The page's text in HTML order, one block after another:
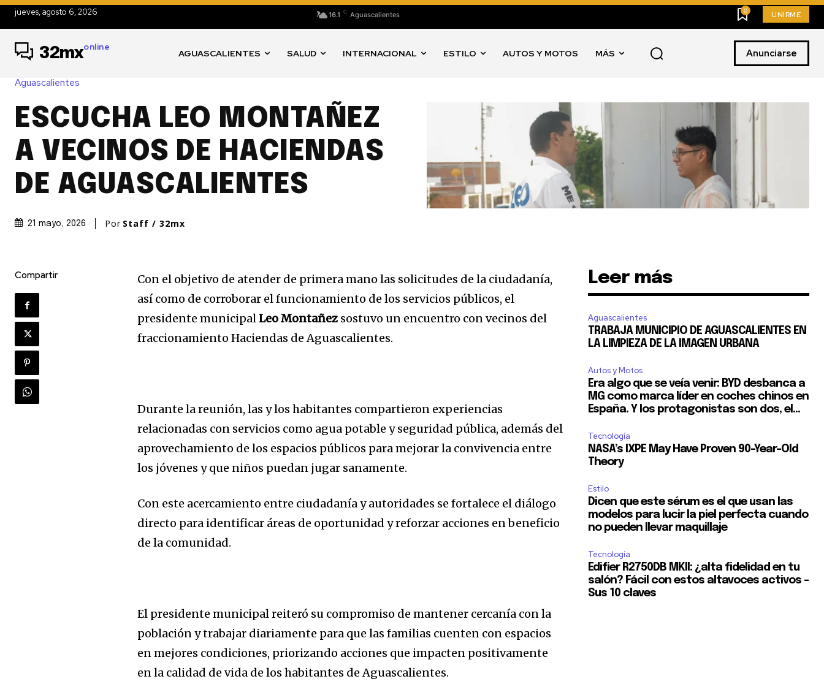
Únete a nuestra
comunidad de
16.1 C Aguascalientes
jueves, agosto 6, 2026 0 UNIRME
32mxonline
AGUASCALIENTES SALUD INTERNACIONAL ESTILO AUTOS Y MOTOS MÁS Anunciarse
Aguascalientes
ESCUCHA LEO MONTAÑEZ
A VECINOS DE HACIENDAS
DE AGUASCALIENTES
21 mayo, 2026 Por Staff / 32mx
Compartir
Con el objetivo de atender de primera mano las solicitudes de la ciudadanía,
así como de corroborar el funcionamiento de los servicios públicos, el
presidente municipal Leo Montañez sostuvo un encuentro con vecinos del
fraccionamiento Haciendas de Aguascalientes.
Durante la reunión, las y los habitantes compartieron experiencias
relacionadas con servicios como agua potable y seguridad pública, además del
aprovechamiento de los espacios públicos para mejorar la convivencia entre
los jóvenes y que niños puedan jugar sanamente.
Con este acercamiento entre ciudadanía y autoridades se fortalece el diálogo
directo para identificar áreas de oportunidad y reforzar acciones en beneficio
de la comunidad.
El presidente municipal reiteró su compromiso de mantener cercanía con la
población y trabajar diariamente para que las familias cuenten con espacios
en mejores condiciones, priorizando acciones que impacten positivamente
en la calidad de vida de los habitantes de Aguascalientes.
Leer más
Aguascalientes
TRABAJA MUNICIPIO DE AGUASCALIENTES EN
LA LIMPIEZA DE LA IMAGEN URBANA
Autos y Motos
Era algo que se veía venir: BYD desbanca a
MG como marca líder en coches chinos en
España. Y los protagonistas son dos, el...
Tecnología
NASA’s IXPE May Have Proven 90-Year-Old
Theory
Estilo
Dicen que este sérum es el que usan las
modelos para lucir la piel perfecta cuando
no pueden llevar maquillaje
Tecnología
Edifier R2750DB MKII: ¿alta fidelidad en tu
salón? Fácil con estos altavoces activos –
Sus 10 claves